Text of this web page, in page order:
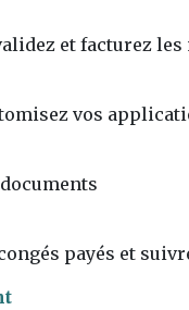
et facturez
vos
payés et